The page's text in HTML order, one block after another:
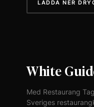
LADDA NER
White
Med Restaurang
Sveriges